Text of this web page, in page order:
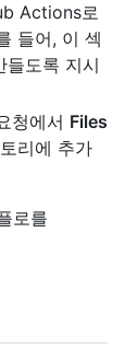
Actions로
들어, 이 섹
들도록 지시
청에서 Files
리에 추가
로를